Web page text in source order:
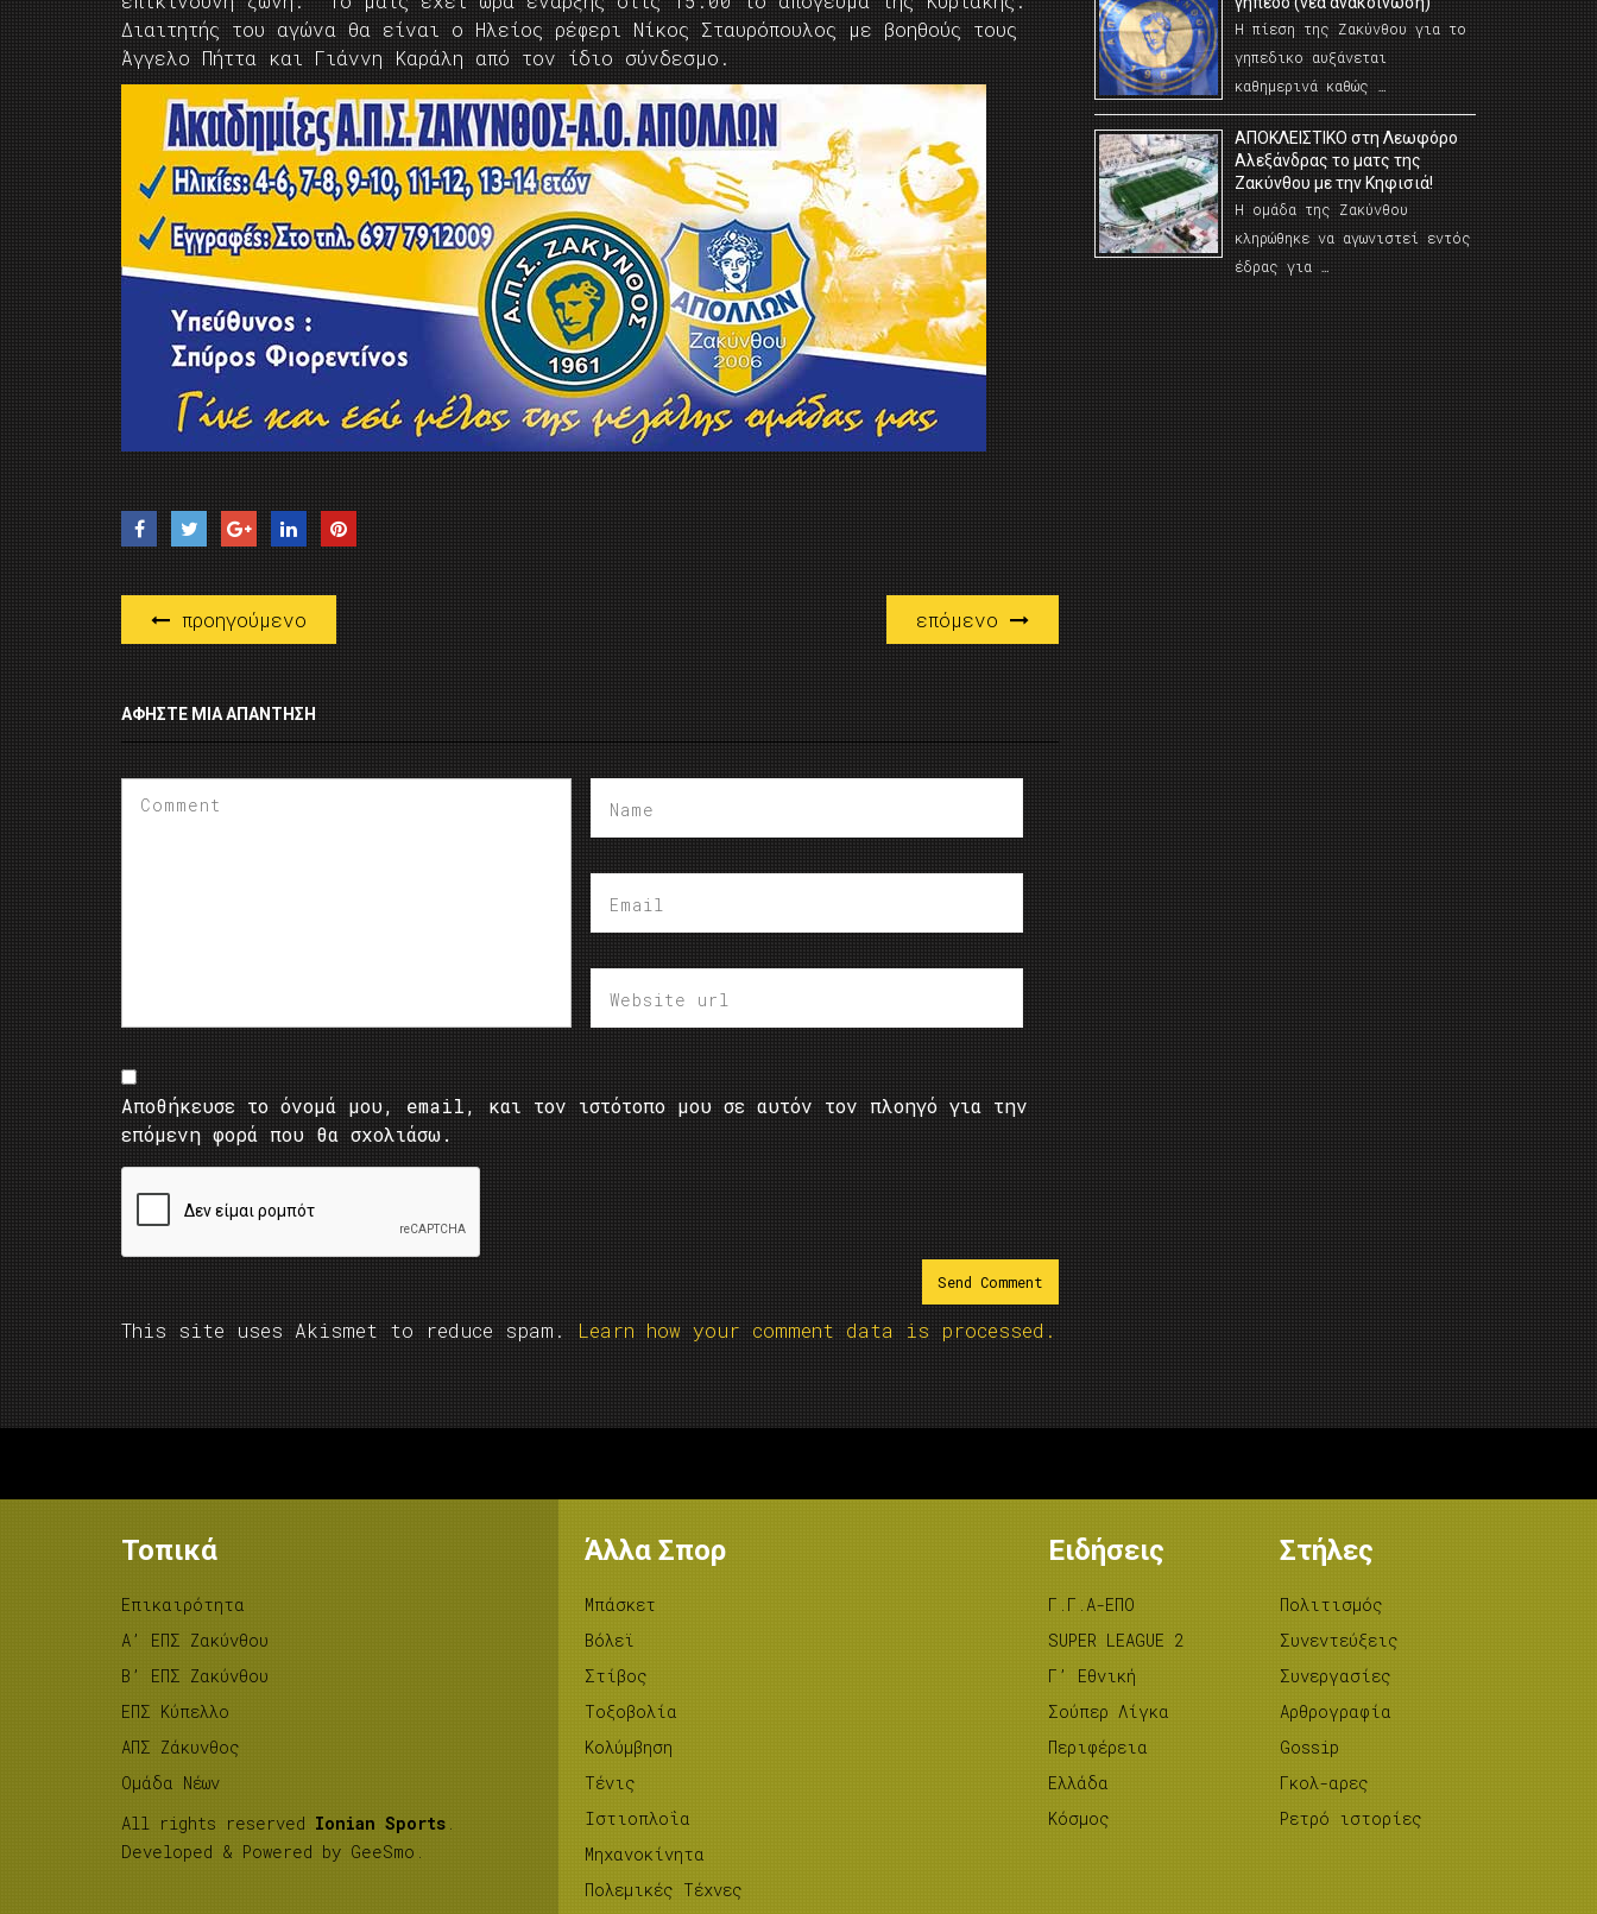
Διαιτητής του αγώνα θα είναι ο Ηλείος ρέφερι Νίκος Σταυρόπουλος με βοηθούς τους
Άγγελο Πήττα και Γιάννη Καράλη από τον ίδιο σύνδεσμο.
προηγούμενο επόμενο
ΑΦΉΣΤΕ ΜΙΑ ΑΠΆΝΤΗΣΗ
Αποθήκευσε το όνομά μου, email, και τον ιστότοπο μου σε αυτόν τον πλοηγό για την
επόμενη φορά που θα σχολιάσω.
This site uses Akismet to reduce spam. Learn how your comment data is processed.
Η πίεση της Ζακύνθου για το
γηπεδικο αυξάνεται
καθημερινά καθώς …
AΠΟΚΛΕΙΣΤΙΚΟ στη Λεωφόρο
Αλεξάνδρας το ματς της
Ζακύνθου με την Κηφισιά!
Η ομάδα της Ζακύνθου
κληρώθηκε να αγωνιστεί εντός
έδρας για …
Τοπικά
Επικαιρότητα
A’ ΕΠΣ Ζακύνθου
B’ ΕΠΣ Ζακύνθου
ΕΠΣ Κύπελλο
ΑΠΣ Ζάκυνθος
Ομάδα Νέων
All rights reserved Ionian Sports .
Developed & Powered by GeeSmo .
Άλλα Σπορ
Μπάσκετ
Βόλεϊ
Στίβος
Tοξοβολία
Κολύμβηση
Τένις
Ιστιοπλοΐα
Μηχανοκίνητα
Πολεμικές Τέχνες
Ειδήσεις
Γ.Γ.Α-ΕΠΟ
SUPER LEAGUE 2
Γ’ Εθνική
Σούπερ Λίγκα
Περιφέρεια
Ελλάδα
Κόσμος
Στήλες
Πολιτισμός
Συνεντεύξεις
Συνεργασίες
Αρθρογραφία
Gossip
Γκολ-αρες
Ρετρό ιστορίες